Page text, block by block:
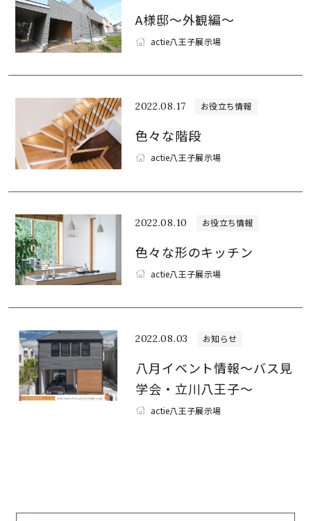
A様邸～外観編～
actie八王子展示場
2022.08.17 お役立ち情報
色々な階段
actie八王子展示場
2022.08.10 お役立ち情報
色々な形のキッチン
actie八王子展示場
2022.08.03 お知らせ
八月イベント情報～バス見
学会・立川八王子～
actie八王子展示場